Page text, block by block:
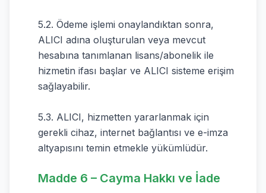
5.2. Ödeme işlemi onaylandıktan sonra,
ALICI adına oluşturulan veya mevcut
hesabına tanımlanan lisans/abonelik ile
hizmetin ifası başlar ve ALICI sisteme erişim
sağlayabilir.
5.3. ALICI, hizmetten yararlanmak için
gerekli cihaz, internet bağlantısı ve e-imza
altyapısını temin etmekle yükümlüdür.
Madde 6 – Cayma Hakkı ve İade